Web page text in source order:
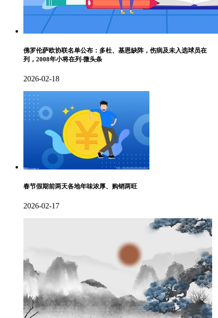
佛罗伦萨欧协联名单公布：多杜、基恩缺阵，伤病及未入选球员在
列，2008年小将在列-微头条
2026-02-18
春节假期前两天各地年味浓厚、购销两旺
2026-02-17